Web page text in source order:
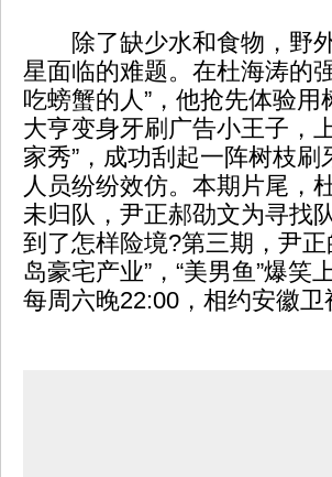
除了缺少水和食物，野外
星面临的难题。在杜海涛的
吃螃蟹的人”，他抢先体验
大亨变身牙刷广告小王子，
家秀”，成功刮起一阵树枝
人员纷纷效仿。本期片尾，
未归队，尹正郝劭文为寻找
到了怎样险境?第三期，尹正
岛豪宅产业”，“美男鱼”爆笑
每周六晚22:00，相约安徽